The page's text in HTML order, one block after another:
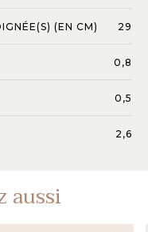
(EN CM) 29
0,8
0,5
2,6
aussi